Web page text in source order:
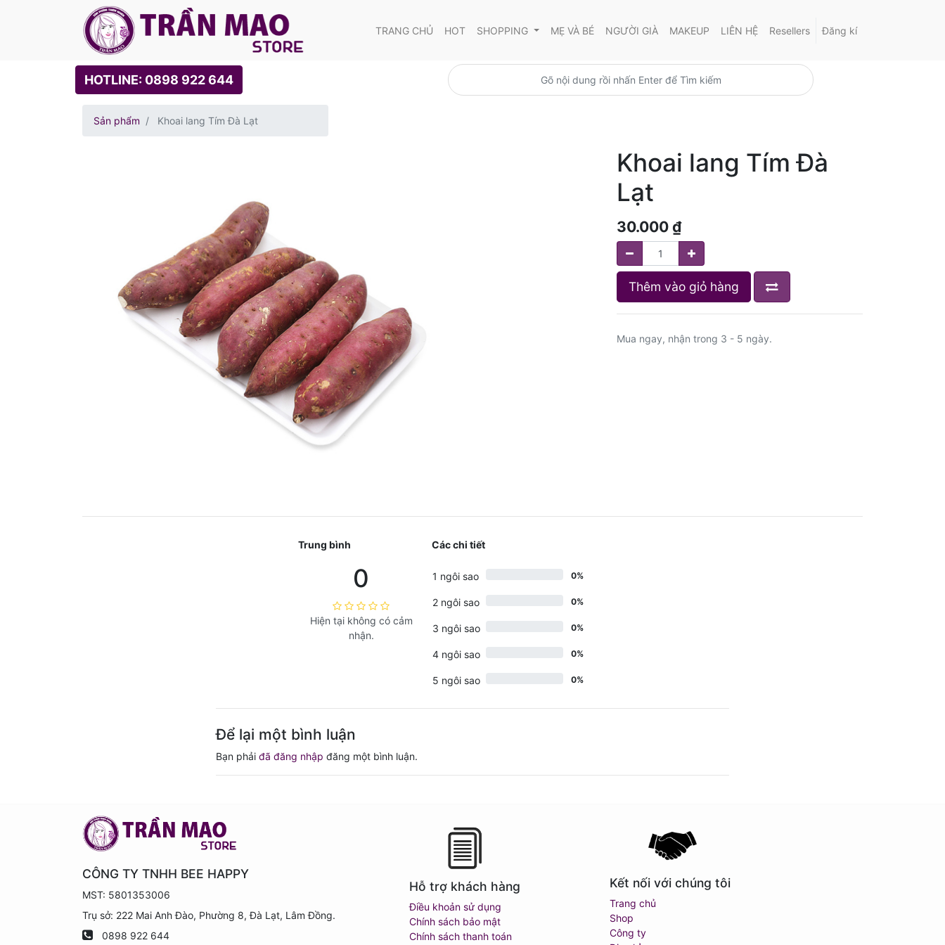
TRANG CHỦ HOT SHOPPING MẸ VÀ BÉ NGƯỜI GIÀ MAKEUP LIÊN HỆ Resellers Đăng kí
HOTLINE: 0898 922 644
Sản phẩm Khoai lang Tím Đà Lạt
Khoai lang Tím Đà
Lạt
30.000 ₫
Thêm vào giỏ hàng
Mua ngay, nhận trong 3 - 5 ngày.
Trung bình
0
Hiện tại không có cảm
nhận.
Các chi tiết
1 ngôi sao 0%
2 ngôi sao 0%
3 ngôi sao 0%
4 ngôi sao 0%
5 ngôi sao 0%
Để lại một bình luận
Bạn phải đã đăng nhập đăng một bình luận.
CÔNG TY TNHH BEE HAPPY
MST: 5801353006
Trụ sở: 222 Mai Anh Đào, Phường 8, Đà Lạt, Lâm Đồng.
0898 922 644
Hỗ trợ khách hàng
Điều khoản sử dụng
Chính sách bảo mật
Chính sách thanh toán
Kết nối với chúng tôi
Trang chủ
Shop
Công ty